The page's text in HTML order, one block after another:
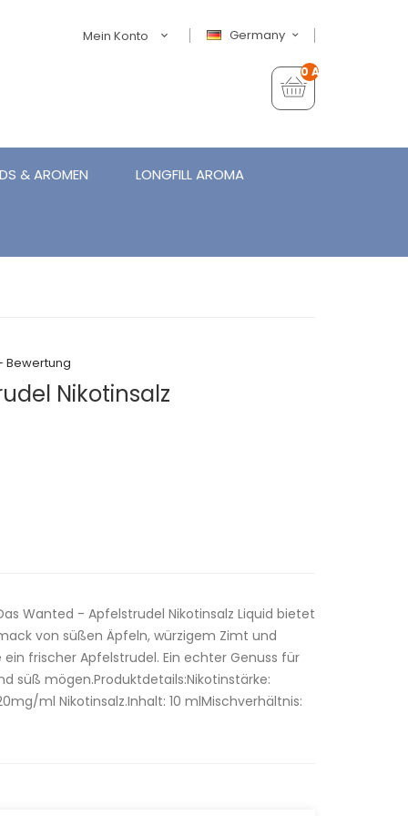
Germany
Mein Konto
0 Artikel - €0,00
& AROMEN LONGFILL AROMA
Bewertung
Nikotinsalz
Wanted - Apfelstrudel Nikotinsalz Liquid bietet
von süßen Äpfeln, würzigem Zimt und
frischer Apfelstrudel. Ein echter Genuss für
süß mögen.Produktdetails:Nikotinstärke:
ml Nikotinsalz.Inhalt: 10 mlMischverhältnis: